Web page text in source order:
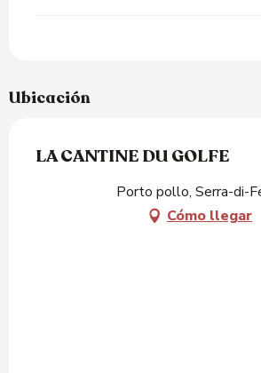
Ubicación
LA CANTINE DU GOLFE
Porto pollo, Serra-di-
Cómo llegar